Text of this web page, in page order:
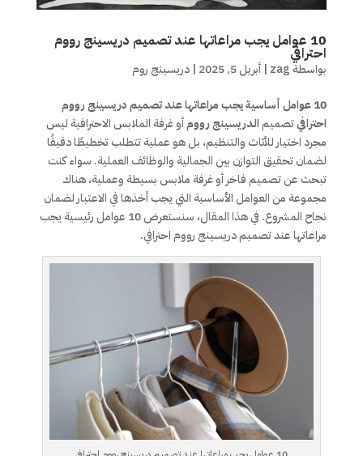
10 عوامل يجب مراعاتها عند تصميم دريسينج رووم
احترافي
بواسطة zag
| أبريل 5, 2025 | دريسينج روم
10 عوامل أساسية يجب مراعاتها عند تصميم دريسينج رووم
احترافيتصميمالدريسينج روومأو غرفة الملابس الاحترافية ليس
مجرد اختيار للأثاث والتنظيم، بل هو عملية تتطلب تخطيطًا دقيقًا
لضمان تحقيق التوازن بين الجمالية والوظائف العملية. سواء كنت
تبحث عن تصميم فاخر أو غرفة ملابس بسيطة وعملية، هناك
مجموعة من العوامل الأساسية التي يجب أخذها في الاعتبار لضمان
نجاح المشروع. في هذا المقال، سنستعرض 10 عوامل رئيسية يجب
مراعاتها عند تصميم دريسينج رووم احترافي.